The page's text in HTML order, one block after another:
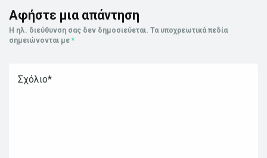
Αφήστε μια απάντηση
Η ηλ. διεύθυνση σας δεν δημοσιεύεται. Τα υποχρεωτικά πεδία
σημειώνονται με *